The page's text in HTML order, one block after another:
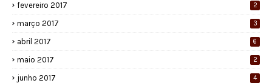
fevereiro 2017 2
março 2017 3
abril 2017 6
maio 2017 2
junho 2017 4